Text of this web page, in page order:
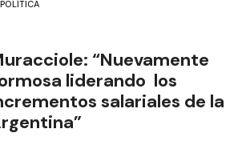
POLÍTICA
“Nuevamente
liderando los
salariales de la